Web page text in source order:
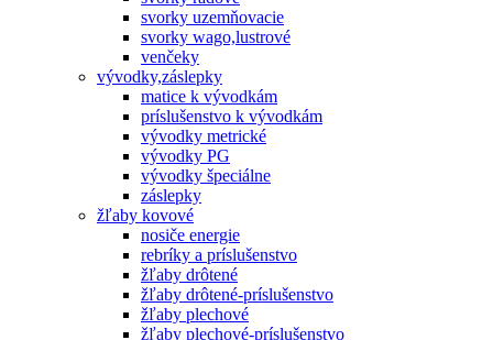
svorky uzemňovacie
svorky wago,lustrové
venčeky
vývodky,záslepky
matice k vývodkám
príslušenstvo k vývodkám
vývodky metrické
vývodky PG
vývodky špeciálne
záslepky
žľaby kovové
nosiče energie
rebríky a príslušenstvo
žľaby drôtené
žľaby drôtené-príslušenstvo
žľaby plechové
žľaby plechové-príslušenstvo